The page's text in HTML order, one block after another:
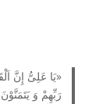
«یَا عَلِیُّ إِنَّ
رَبِّهِمْ وَ